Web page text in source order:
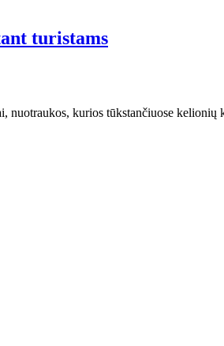
turistams
nuotraukos, kurios tūkstančiuose